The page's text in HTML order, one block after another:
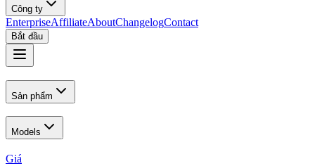
Công ty
EnterpriseAffiliateAboutChangelogContact
Bắt đầu
Sản phẩm
Models
Giá